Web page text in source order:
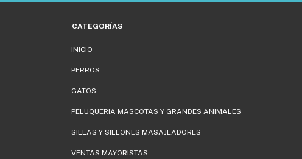
CATEGORÍAS
INICIO
PERROS
GATOS
PELUQUERIA MASCOTAS Y GRANDES ANIMALES
SILLAS Y SILLONES MASAJEADORES
VENTAS MAYORISTAS